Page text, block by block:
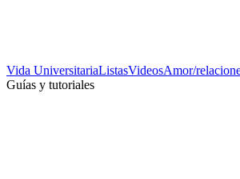
Vida UniversitariaListasVideosAmor/
Guías y tutoriales